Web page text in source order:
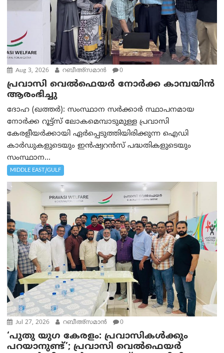
Aug 3, 2026 റബീഅ്‌സമാന്‍ 0
പ്രവാസി വെല്‍ഫെയര്‍ നോര്‍ക്ക കാമ്പയിന്‍
ആരംഭിച്ചു
ദോഹ (ഖത്തര്‍): സംസ്ഥാന സർക്കാർ സ്ഥാപനമായ
നോർക്ക റൂട്ട്സ് ലോകമെമ്പാടുമുള്ള പ്രവാസി
കേരളീയർക്കായി ഏർപ്പെടുത്തിയിരിക്കുന്ന ഐഡി
കാർഡുകളുടെയും ഇൻഷ്വറൻസ് പദ്ധതികളുടെയും
സംസ്ഥാന...
MIDDLE EAST/GULF
Jul 27, 2026 റബീഅ്‌സമാന്‍ 0
‘പുതു യുഗ കേരളം: പ്രവാസികൾക്കും
പറയാനുണ്ട്’; പ്രവാസി വെൽഫെയർ